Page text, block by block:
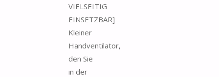
VIELSEITIG
EINSETZBAR]
Kleiner
Handventilator,
den Sie
in der